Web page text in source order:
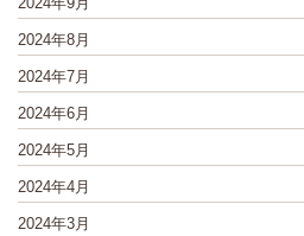
2024年8月
2024年7月
2024年6月
2024年5月
2024年4月
2024年3月